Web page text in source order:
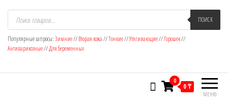
WOMM Stock — интернет магазин
колготок
Колготки MANZI, Naja Street тонкие,
фантазийные, чулки, лосины
Поиск
товаров ПОИСК
Популярные запросы:Зимние//Вторая кожа//Тонкие//Утягивающие//Горошек//
Антиварикозные//Для беременных
МЕНЮ
0
0 ₸